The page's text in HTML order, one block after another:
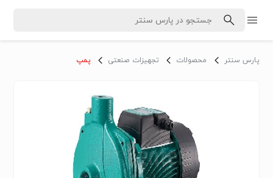
پارس سنتر محصولات تجهیزات صنعتی پمپ